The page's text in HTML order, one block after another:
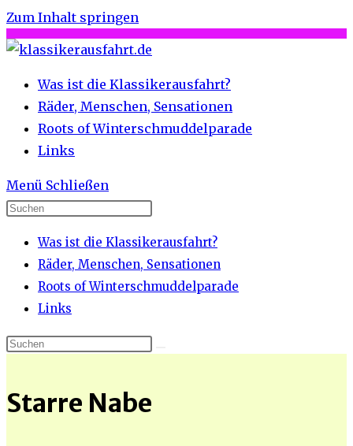
Zum Inhalt springen
Was ist die Klassikerausfahrt?
Räder, Menschen, Sensationen
Roots of Winterschmuddelparade
Links
Menü Schließen
Was ist die Klassikerausfahrt?
Räder, Menschen, Sensationen
Roots of Winterschmuddelparade
Links
Starre Nabe